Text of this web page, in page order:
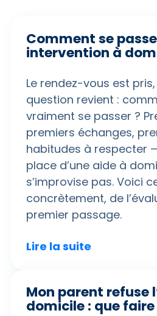
Comment se
intervention à
Le rendez-vous est
question revient :
vraiment se passer ?
premiers échanges,
habitudes à respecter
place d’une aide à
s’improvise pas. Voici
concrètement, de
premier passage.
Lire la suite
Mon parent refuse
domicile : que faire